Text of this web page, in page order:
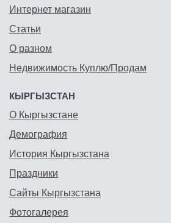
Интернет магазин
Статьи
О разном
Недвижимость Куплю/Продам
КЫРГЫЗСТАН
О Кыргызстане
Демография
История Кыргызстана
Праздники
Сайты Кыргызстана
Фотогалерея